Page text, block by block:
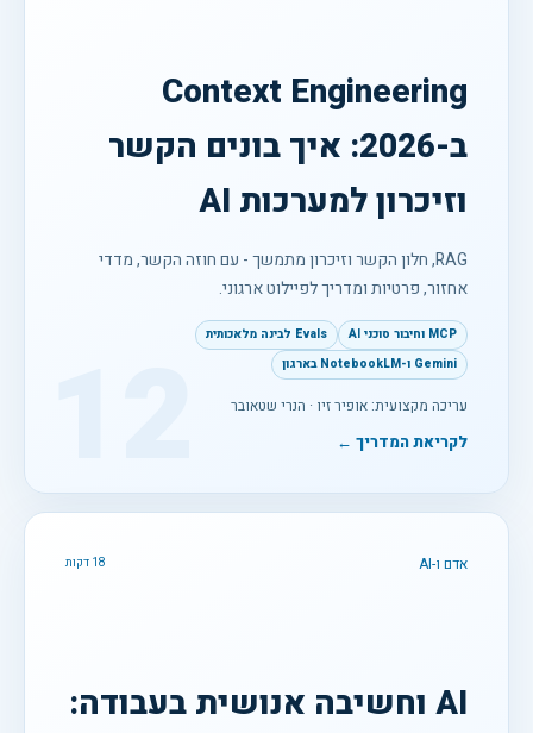
Context Engineering
ב-2026: איך בונים הקשר
וזיכרון למערכות AI
RAG, חלון הקשר וזיכרון מתמשך - עם חוזה הקשר, מדדי
אחזור, פרטיות ומדריך לפיילוט ארגוני.
MCP וחיבור סוכני AI
Evals לבינה מלאכותית
Gemini ו-NotebookLM בארגון
עריכה מקצועית: אופיר זיו · הנרי שטאובר
לקריאת המדריך ←
אדם ו-AI 18 דקות
AI וחשיבה אנושית בעבודה: